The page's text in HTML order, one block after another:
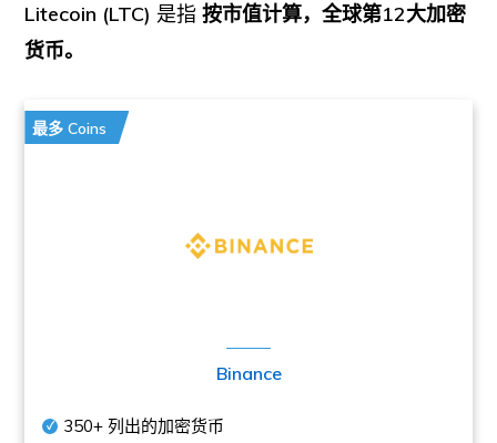
Litecoin (LTC) 是指按市值计算，全球第12大加密
货币。
最多 Coins
Binance
350+ 列出的加密货币